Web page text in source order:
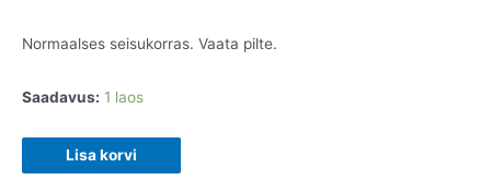
Normaalses seisukorras. Vaata pilte.
Saadavus: 1 laos
Estonian
economic
Lisa korvi